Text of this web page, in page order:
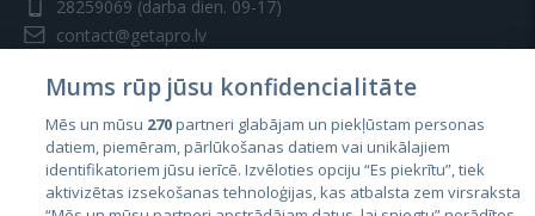
28259069 (darba dien. 09-17)
contact@getapro.lv
Valstis
Mums rūp jūsu konfidencialitāte
Mēs un mūsu 270partneri glabājam un piekļūstam personas
datiem, piemēram, pārlūkošanas datiem vai unikālajiem
identifikatoriem jūsu ierīcē. Izvēloties opciju “Es piekrītu”, tiek
aktivizētas izsekošanas tehnoloģijas, kas atbalsta zem virsraksta